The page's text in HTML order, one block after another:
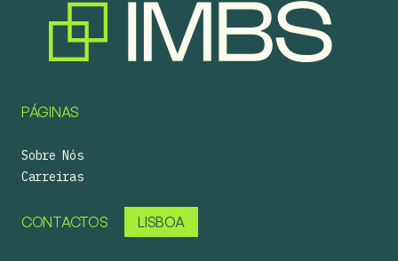
PÁGINAS
Sobre Nós
Carreiras
CONTACTOS LISBOA